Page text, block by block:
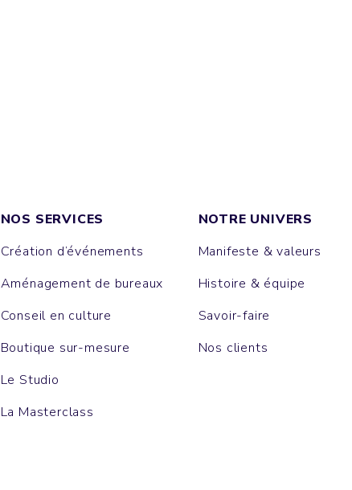
NOS SERVICES
Création d’événements
Aménagement de bureaux
Conseil en culture
Boutique sur-mesure
Le Studio
La Masterclass
NOTRE UNIVERS
Manifeste & valeurs
Histoire & équipe
Savoir-faire
Nos clients